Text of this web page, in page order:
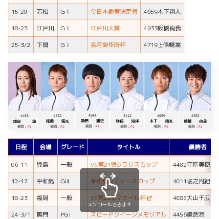
15-20
若松 GⅠ 全日本覇者決定戦
4659木下翔太
18-23
江戸川 GⅠ 江戸川大賞
4933板橋侑我
25-3/2
下関 GⅠ 長府製作所杯 4719上條暢嵩
日程 会場 グレード タイトル 優勝者
06-11 児島 一般 VS第21戦クラリスカップ
4482守屋美穂
12-17
平和島 GIII 平和島レディースカップ
4011堀之内紀代
18-23
福岡 一般 VS第22戦マクール杯
4885大山千広
24-3/1
鳴門 PGI スピードクイーンメモリアル 4456鎌倉涼
スクロールできます